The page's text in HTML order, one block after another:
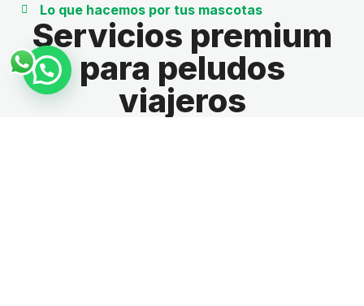
Lo que hacemos por tus mascotas
Servicios premium
para peludos
viajeros